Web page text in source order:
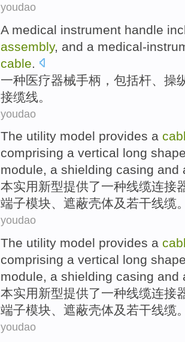
youdao
A medical instrument handle
assembly, and a medical-
cable
一种医疗器械手柄 ， 包括杆
操
接缆线。
youdao
The utility model provides a
comprising a vertical long
module, a shielding casing and
本实用新型提供了一种线缆连接
端子模块、 遮蔽壳体及 若干线缆
youdao
The utility model provides a
comprising a vertical long
module, a shielding casing and
本实用新型提供了一种线缆连接
端子模块、 遮蔽壳体及 若干线缆
youdao